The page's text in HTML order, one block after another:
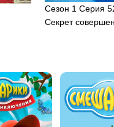
Сезон 1 Серия
Секрет